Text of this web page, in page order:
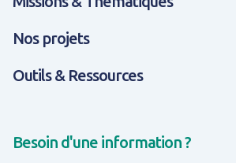
Nos projets
Outils & Ressources
Besoin d'une information ?